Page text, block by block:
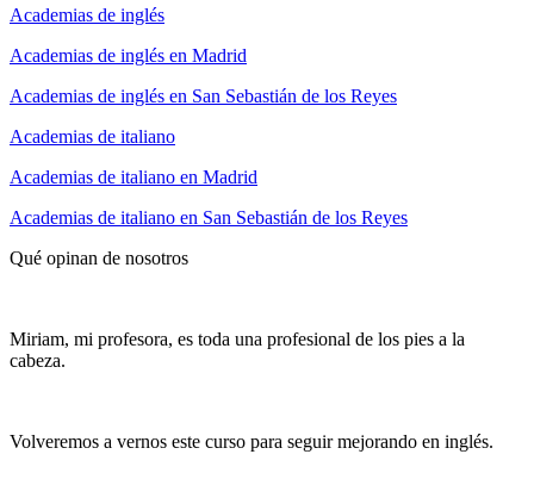
Academias de inglés
Academias de inglés en Madrid
Academias de inglés en San Sebastián de los Reyes
Academias de italiano
Academias de italiano en Madrid
Academias de italiano en San Sebastián de los Reyes
Qué opinan de nosotros
Miriam, mi profesora, es toda una profesional de los pies a la
cabeza.
Volveremos a vernos este curso para seguir mejorando en inglés.